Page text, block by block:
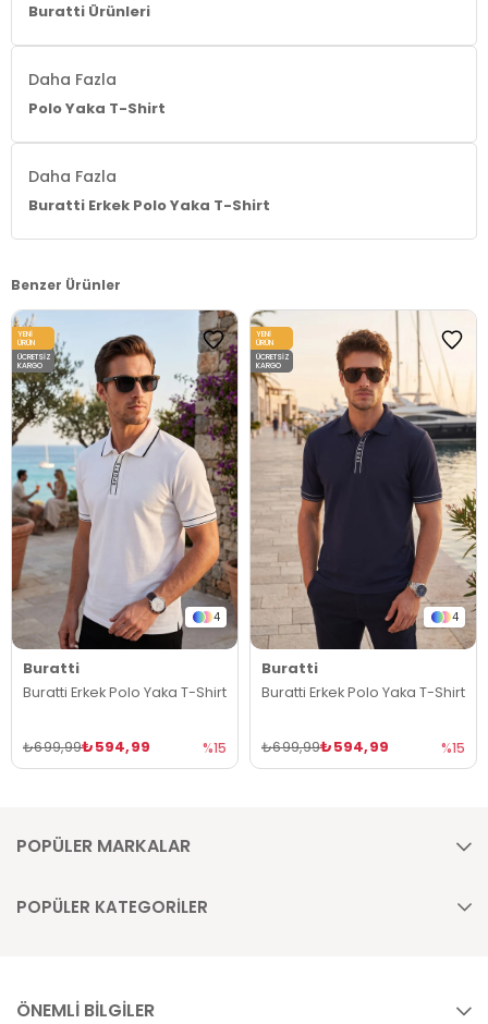
Buratti Ürünleri
Daha Fazla
Polo Yaka T-Shirt
Daha Fazla
Buratti Erkek Polo Yaka T-Shirt
Benzer Ürünler
4
Buratti
Buratti Erkek Polo Yaka T-Shirt
₺594,99
₺699,99 %15
YENI
ÜRÜN
ÜCRETSIZ
KARGO
4
Buratti
Buratti Erkek Polo Yaka T-Shirt
₺594,99
₺699,99 %15
YENI
ÜRÜN
ÜCRETSIZ
KARGO
POPÜLER MARKALAR
POPÜLER KATEGORİLER
ÖNEMLİ BİLGİLER